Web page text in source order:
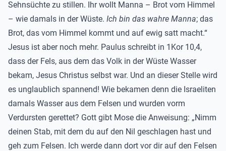
Sehnsüchte zu stillen. Ihr wollt Manna – Brot vom Himmel
– wie damals in der Wüste. Ich bin das wahre Manna; das
Brot, das vom Himmel kommt und auf ewig satt macht.“
Jesus ist aber noch mehr. Paulus schreibt in 1Kor 10,4,
dass der Fels, aus dem das Volk in der Wüste Wasser
bekam, Jesus Christus selbst war. Und an dieser Stelle wird
es unglaublich spannend! Wie bekamen denn die Israeliten
damals Wasser aus dem Felsen und wurden vorm
Verdursten gerettet? Gott gibt Mose die Anweisung: „Nimm
deinen Stab, mit dem du auf den Nil geschlagen hast und
geh zum Felsen. Ich werde dann dort vor dir auf den Felsen